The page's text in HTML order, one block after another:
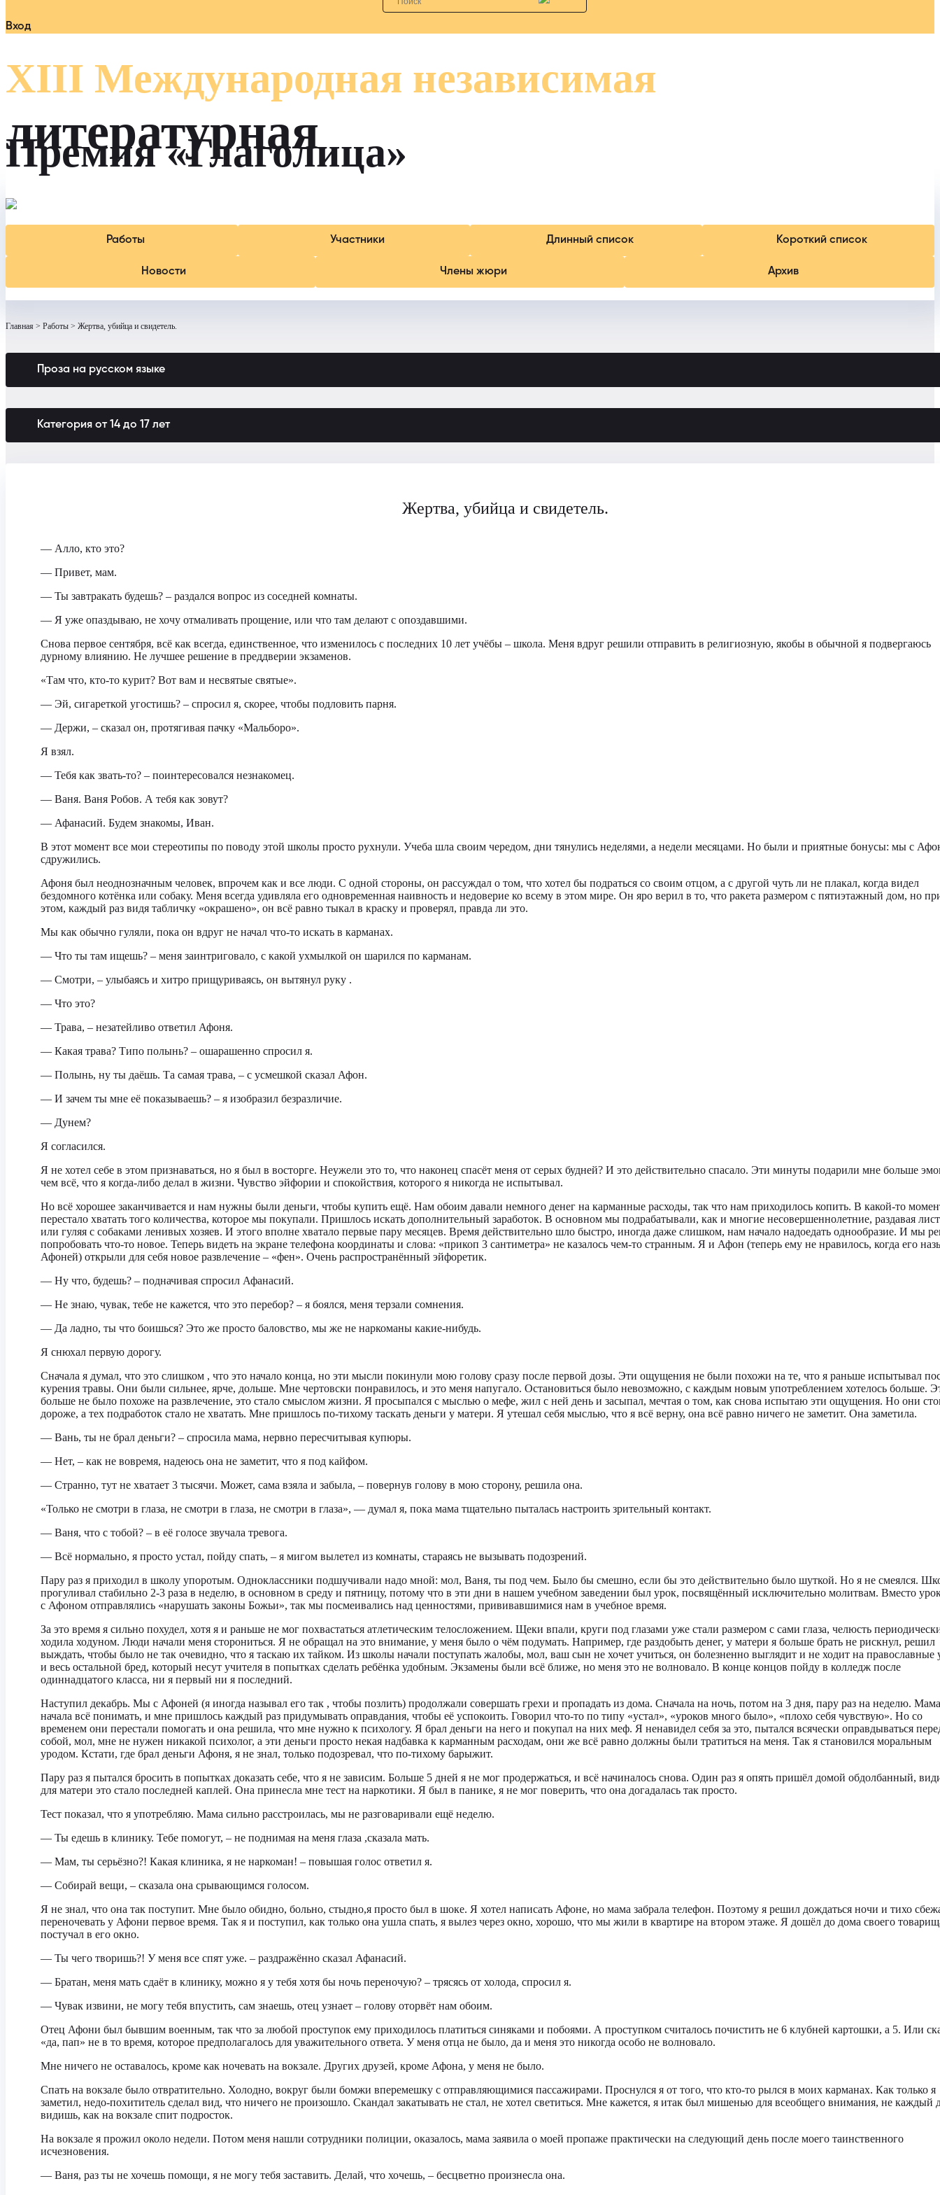
Вход
XIII Международная независимая
литературная
Премия «Глаголица»
Работы Участники Длинный список Короткий список
Новости Члены жюри Архив
Главная Работы Жертва, убийца и свидетель.
Проза на русском языке
Категория от 14 до 17 лет
Жертва, убийца и свидетель.
— Алло, кто это?
— Привет, мам.
— Ты завтракать будешь? – раздался вопрос из соседней комнаты.
— Я уже опаздываю, не хочу отмаливать прощение, или что там делают с опоздавшими.
Снова первое сентября, всё как всегда, единственное, что изменилось с последних 10 лет учёбы – школа. Меня вдруг решили отправить в религиозную, якобы в обычной я подвергаюсь
дурному влиянию. Не лучшее решение в преддверии экзаменов.
«Там что, кто-то курит? Вот вам и несвятые святые».
— Эй, сигареткой угостишь? – спросил я, скорее, чтобы подловить парня.
— Держи, – сказал он, протягивая пачку «Мальборо».
Я взял.
— Тебя как звать-то? – поинтересовался незнакомец.
— Ваня. Ваня Робов. А тебя как зовут?
— Афанасий. Будем знакомы, Иван.
В этот момент все мои стереотипы по поводу этой школы просто рухнули. Учеба шла своим чередом, дни тянулись неделями, а недели месяцами. Но были и приятные бонусы: мы с
сдружились.
Афоня был неоднозначным человек, впрочем как и все люди. С одной стороны, он рассуждал о том, что хотел бы подраться со своим отцом, а с другой чуть ли не плакал, когда видел
бездомного котёнка или собаку. Меня всегда удивляла его одновременная наивность и недоверие ко всему в этом мире. Он яро верил в то, что ракета размером с пятиэтажный дом, но
этом, каждый раз видя табличку «окрашено», он всё равно тыкал в краску и проверял, правда ли это.
Мы как обычно гуляли, пока он вдруг не начал что-то искать в карманах.
— Что ты там ищешь? – меня заинтриговало, с какой ухмылкой он шарился по карманам.
— Смотри, – улыбаясь и хитро прищуриваясь, он вытянул руку .
— Что это?
— Трава, – незатейливо ответил Афоня.
— Какая трава? Типо полынь? – ошарашенно спросил я.
— Полынь, ну ты даёшь. Та самая трава, – с усмешкой сказал Афон.
— И зачем ты мне её показываешь? – я изобразил безразличие.
— Дунем?
Я согласился.
Я не хотел себе в этом признаваться, но я был в восторге. Неужели это то, что наконец спасёт меня от серых будней? И это действительно спасало. Эти минуты подарили мне больше
чем всё, что я когда-либо делал в жизни. Чувство эйфории и спокойствия, которого я никогда не испытывал.
Но всё хорошее заканчивается и нам нужны были деньги, чтобы купить ещё. Нам обоим давали немного денег на карманные расходы, так что нам приходилось копить. В какой-то
перестало хватать того количества, которое мы покупали. Пришлось искать дополнительный заработок. В основном мы подрабатывали, как и многие несовершеннолетние, раздавая
или гуляя с собаками ленивых хозяев. И этого вполне хватало первые пару месяцев. Время действительно шло быстро, иногда даже слишком, нам начало надоедать однообразие. И мы
попробовать что-то новое. Теперь видеть на экране телефона координаты и слова: «прикоп 3 сантиметра» не казалось чем-то странным. Я и Афон (теперь ему не нравилось, когда его
Афоней) открыли для себя новое развлечение – «фен». Очень распространённый эйфоретик.
— Ну что, будешь? – подначивая спросил Афанасий.
— Не знаю, чувак, тебе не кажется, что это перебор? – я боялся, меня терзали сомнения.
— Да ладно, ты что боишься? Это же просто баловство, мы же не наркоманы какие-нибудь.
Я снюхал первую дорогу.
Сначала я думал, что это слишком , что это начало конца, но эти мысли покинули мою голову сразу после первой дозы. Эти ощущения не были похожи на те, что я раньше испытывал
курения травы. Они были сильнее, ярче, дольше. Мне чертовски понравилось, и это меня напугало. Остановиться было невозможно, с каждым новым употреблением хотелось больше.
больше не было похоже на развлечение, это стало смыслом жизни. Я просыпался с мыслью о мефе, жил с ней день и засыпал, мечтая о том, как снова испытаю эти ощущения. Но они
дороже, а тех подработок стало не хватать. Мне пришлось по-тихому таскать деньги у матери. Я утешал себя мыслью, что я всё верну, она всё равно ничего не заметит. Она заметила.
— Вань, ты не брал деньги? – спросила мама, нервно пересчитывая купюры.
— Нет, – как не вовремя, надеюсь она не заметит, что я под кайфом.
— Странно, тут не хватает 3 тысячи. Может, сама взяла и забыла, – повернув голову в мою сторону, решила она.
«Только не смотри в глаза, не смотри в глаза, не смотри в глаза», — думал я, пока мама тщательно пыталась настроить зрительный контакт.
— Ваня, что с тобой? – в её голосе звучала тревога.
— Всё нормально, я просто устал, пойду спать, – я мигом вылетел из комнаты, стараясь не вызывать подозрений.
Пару раз я приходил в школу упоротым. Одноклассники подшучивали надо мной: мол, Ваня, ты под чем. Было бы смешно, если бы это действительно было шуткой. Но я не смеялся.
прогуливал стабильно 2-3 раза в неделю, в основном в среду и пятницу, потому что в эти дни в нашем учебном заведении был урок, посвящённый исключительно молитвам. Вместо
с Афоном отправлялись «нарушать законы Божьи», так мы посмеивались над ценностями, прививавшимися нам в учебное время.
За это время я сильно похудел, хотя я и раньше не мог похвастаться атлетическим телосложением. Щеки впали, круги под глазами уже стали размером с сами глаза, челюсть
ходила ходуном. Люди начали меня сторониться. Я не обращал на это внимание, у меня было о чём подумать. Например, где раздобыть денег, у матери я больше брать не рискнул, решил
выждать, чтобы было не так очевидно, что я таскаю их тайком. Из школы начали поступать жалобы, мол, ваш сын не хочет учиться, он болезненно выглядит и не ходит на православные
и весь остальной бред, который несут учителя в попытках сделать ребёнка удобным. Экзамены были всё ближе, но меня это не волновало. В конце концов пойду в колледж после
одиннадцатого класса, ни я первый ни я последний.
Наступил декабрь. Мы с Афоней (я иногда называл его так , чтобы позлить) продолжали совершать грехи и пропадать из дома. Сначала на ночь, потом на 3 дня, пару раз на неделю. Мама
начала всё понимать, и мне пришлось каждый раз придумывать оправдания, чтобы её успокоить. Говорил что-то по типу «устал», «уроков много было», «плохо себя чувствую». Но со
временем они перестали помогать и она решила, что мне нужно к психологу. Я брал деньги на него и покупал на них меф. Я ненавидел себя за это, пытался всячески оправдываться
собой, мол, мне не нужен никакой психолог, а эти деньги просто некая надбавка к карманным расходам, они же всё равно должны были тратиться на меня. Так я становился моральным
уродом. Кстати, где брал деньги Афоня, я не знал, только подозревал, что по-тихому барыжит.
Пару раз я пытался бросить в попытках доказать себе, что я не зависим. Больше 5 дней я не мог продержаться, и всё начиналось снова. Один раз я опять пришёл домой обдолбанный,
для матери это стало последней каплей. Она принесла мне тест на наркотики. Я был в панике, я не мог поверить, что она догадалась так просто.
Тест показал, что я употребляю. Мама сильно расстроилась, мы не разговаривали ещё неделю.
— Ты едешь в клинику. Тебе помогут, – не поднимая на меня глаза ,сказала мать.
— Мам, ты серьёзно?! Какая клиника, я не наркоман! – повышая голос ответил я.
— Собирай вещи, – сказала она срывающимся голосом.
Я не знал, что она так поступит. Мне было обидно, больно, стыдно,я просто был в шоке. Я хотел написать Афоне, но мама забрала телефон. Поэтому я решил дождаться ночи и тихо
переночевать у Афони первое время. Так я и поступил, как только она ушла спать, я вылез через окно, хорошо, что мы жили в квартире на втором этаже. Я дошёл до дома своего
постучал в его окно.
— Ты чего творишь?! У меня все спят уже. – раздражённо сказал Афанасий.
— Братан, меня мать сдаёт в клинику, можно я у тебя хотя бы ночь переночую? – трясясь от холода, спросил я.
— Чувак извини, не могу тебя впустить, сам знаешь, отец узнает – голову оторвёт нам обоим.
Отец Афони был бывшим военным, так что за любой проступок ему приходилось платиться синяками и побоями. А проступком считалось почистить не 6 клубней картошки, а 5. Или
«да, пап» не в то время, которое предполагалось для уважительного ответа. У меня отца не было, да и меня это никогда особо не волновало.
Мне ничего не оставалось, кроме как ночевать на вокзале. Других друзей, кроме Афона, у меня не было.
Спать на вокзале было отвратительно. Холодно, вокруг были бомжи вперемешку с отправляющимися пассажирами. Проснулся я от того, что кто-то рылся в моих карманах. Как только я
заметил, недо-похититель сделал вид, что ничего не произошло. Скандал закатывать не стал, не хотел светиться. Мне кажется, я итак был мишенью для всеобщего внимания, не каждый
видишь, как на вокзале спит подросток.
На вокзале я прожил около недели. Потом меня нашли сотрудники полиции, оказалось, мама заявила о моей пропаже практически на следующий день после моего таинственного
исчезновения.
— Ваня, раз ты не хочешь помощи, я не могу тебя заставить. Делай, что хочешь, – бесцветно произнесла она.